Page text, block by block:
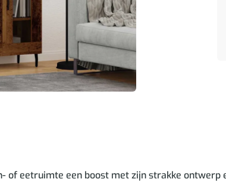
of eetruimte een boost met zijn strakke